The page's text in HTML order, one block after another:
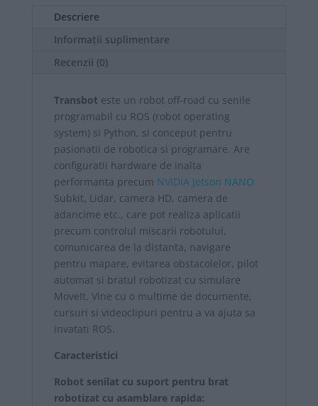
Descriere
Informații suplimentare
Recenzii (0)
Transbot este un robot off-road cu senile
programabil cu ROS (robot operating
system) si Python, si conceput pentru
pasionatii de robotica si programare. Are
configuratii hardware de inalta
performanta precum NVIDIA Jetson NANO
Subkit, Lidar, camera HD, camera de
adancime etc., care pot realiza aplicatii
precum controlul miscarii robotului,
comunicarea de la distanta, navigare
pentru mapare, evitarea obstacolelor, pilot
automat si bratul robotizat cu simulare
MoveIt. Vine cu o multime de documente,
cursuri si videoclipuri pentru a va ajuta sa
invatati ROS.
Caracteristici
Robot senilat cu suport pentru brat
robotizat cu asamblare rapida: